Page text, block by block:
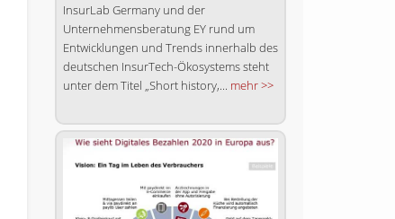
InsurLab Germany und der
Unternehmensberatung EY rund um
Entwicklungen und Trends innerhalb des
deutschen InsurTech-Ökosystems steht
unter dem Titel „Short history,... mehr >>